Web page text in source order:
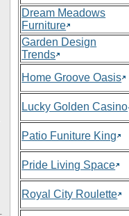
Dream Meadows
Furniture
Garden Design
Trends
Home Groove Oasis
Lucky Golden Casino
Patio Funiture King
Pride Living Space
Royal City Roulette